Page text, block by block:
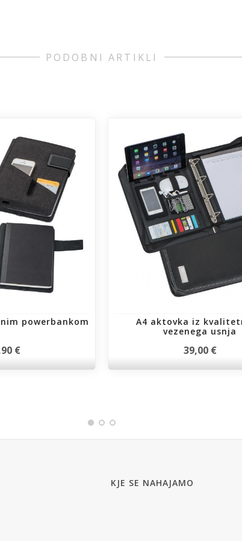
PODOBNI ARTIKLI
powerbankom
€
A4 aktovka iz
vezenega usnja
39,00 €
KJE SE NAHAJAMO